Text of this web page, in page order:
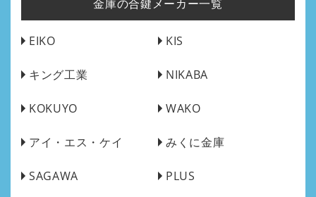
金庫の合鍵メーカー一覧
EIKO KIS
キング工業 NIKABA
KOKUYO WAKO
アイ・エス・ケイ みくに金庫
SAGAWA PLUS